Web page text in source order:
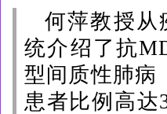
何萍教授从
统介绍了抗
型间质性肺病
患者比例高